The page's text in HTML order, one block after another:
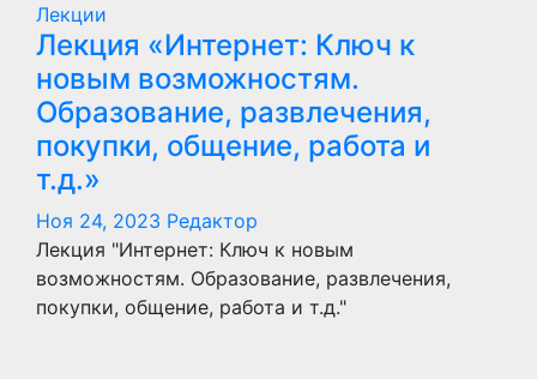
Лекции
Лекция «Интернет: Ключ к
новым возможностям.
Образование, развлечения,
покупки, общение, работа и
т.д.»
Ноя 24, 2023 Редактор
Лекция "Интернет: Ключ к новым
возможностям. Образование, развлечения,
покупки, общение, работа и т.д."